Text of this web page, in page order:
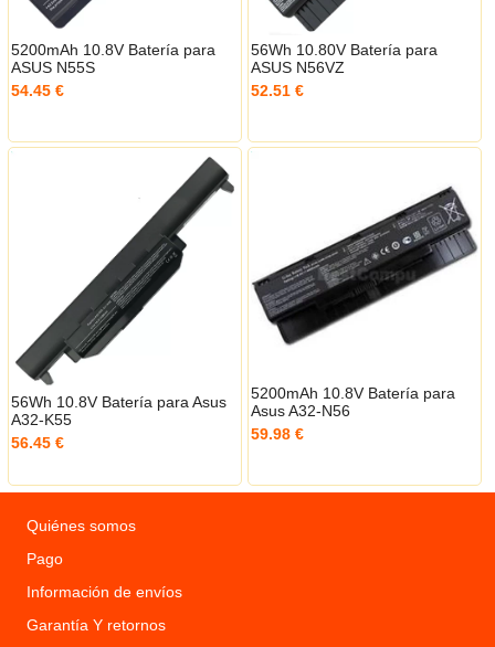
5200mAh 10.8V Batería para
ASUS N55S
54.45 €
56Wh 10.80V Batería para
ASUS N56VZ
52.51 €
56Wh 10.8V Batería para Asus
A32-K55
56.45 €
5200mAh 10.8V Batería para
Asus A32-N56
59.98 €
Quiénes somos
Pago
Información de envíos
Garantía Y retornos